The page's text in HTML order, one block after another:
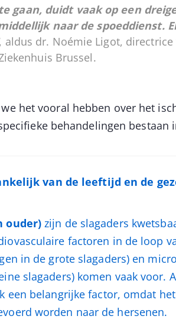
gaan, duidt vaak op een
naar de spoeddienst.
aldus dr. Noémie Ligot,
Brussel.
het vooral hebben over het
behandelingen bestaan
van de leeftijd en de
ouder) zijn de slagaders
factoren in de loop
in de grote slagaders) en
slagaders) komen vaak voor.
een belangrijke factor, omdat
worden naar de hersenen.